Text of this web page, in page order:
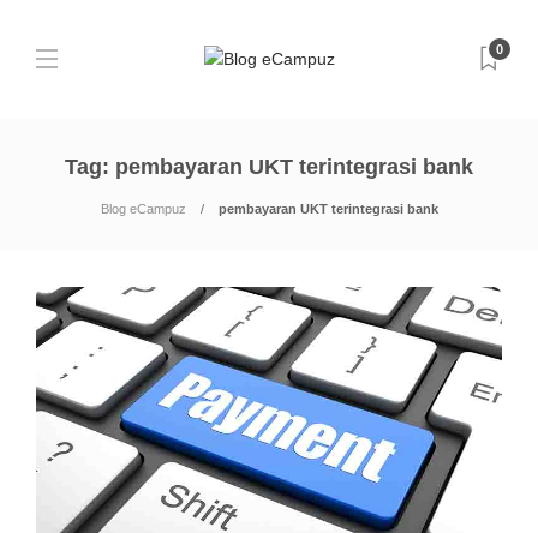
0
Tag: pembayaran UKT terintegrasi bank
Blog eCampuz pembayaran UKT terintegrasi bank